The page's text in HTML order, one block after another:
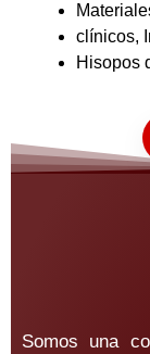
clínicos,
Hisopos
Somos una